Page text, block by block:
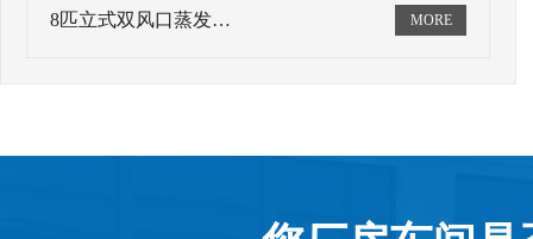
8匹立式双风口蒸发…